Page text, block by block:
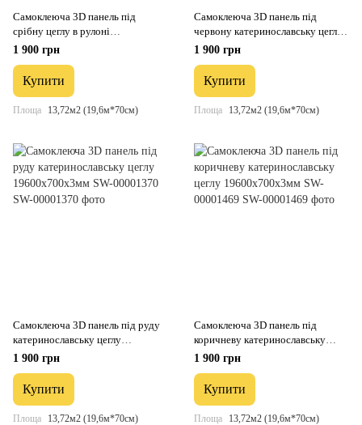
Самоклеюча 3D панель під
срібну цеглу в рулоні
19600x700x3мм (R017-3-20) SW-
1 900 грн
Купити
Площа 13,72м2 (19,6м*70см)
Самоклеюча 3D панель під
червону катеринославську цеглу
19600x700x3мм SW-00001333
1 900 грн
Купити
Площа 13,72м2 (19,6м*70см)
Самоклеюча 3D панель під руду
катеринославську цеглу
19600x700x3мм SW-00001370
1 900 грн
Купити
Площа 13,72м2 (19,6м*70см)
Самоклеюча 3D панель під
коричневу катеринославську
цеглу 19600x700x3мм SW-
1 900 грн
Купити
Площа 13,72м2 (19,6м*70см)